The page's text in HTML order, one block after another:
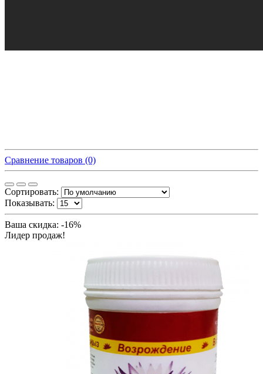
Сравнение товаров (0)
Сортировать:
Показывать:
Ваша скидка: -16%
Лидер продаж!